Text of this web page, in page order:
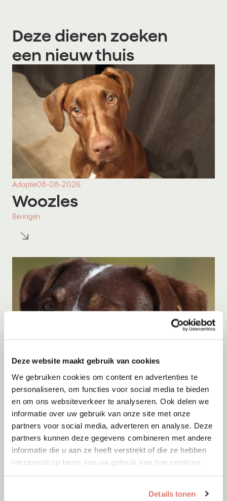
Deze website maakt gebruik van cookies
We gebruiken cookies om content en advertenties te
personaliseren, om functies voor social media te bieden
en om ons websiteverkeer te analyseren. Ook delen we
informatie over uw gebruik van onze site met onze
partners voor social media, adverteren en analyse. Deze
partners kunnen deze gegevens combineren met andere
informatie die u aan ze heeft verstrekt of die ze hebben
verzameld op basis van uw gebruik van hun services.
Details tonen
Deze dieren zoeken
een nieuw thuis
Adoptie08-08-2026
Woozles
Beringen
Adoptie 08-08-2026
Ayrin
Hoorn